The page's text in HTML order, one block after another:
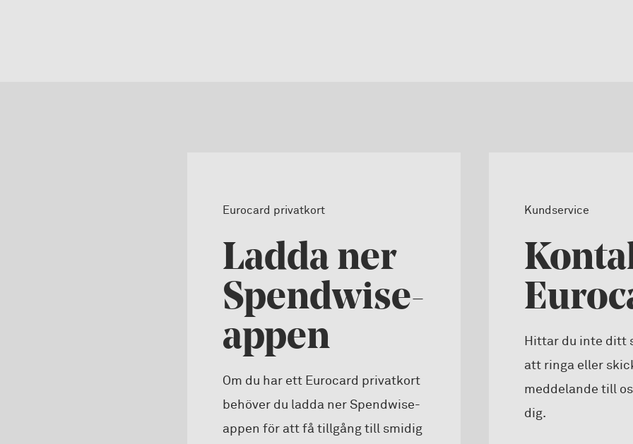
Eurocard privatkort
Ladda ner
Spendwise-
appen
Om du har ett Eurocard privatkort
behöver du ladda ner Spendwise-
appen för att få tillgång till smidig
Kundservice
Hittar du inte ditt
att ringa eller
meddelande till
dig.